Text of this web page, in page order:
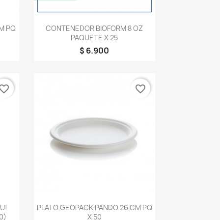
PQ
Vista rápida
CONTENEDOR BIOFORM 8 OZ
PAQUETE X 25
$ 6.900
Vista rápida
PLATO GEOPACK PANDO 26 CM PQ
X 50
favorite_border